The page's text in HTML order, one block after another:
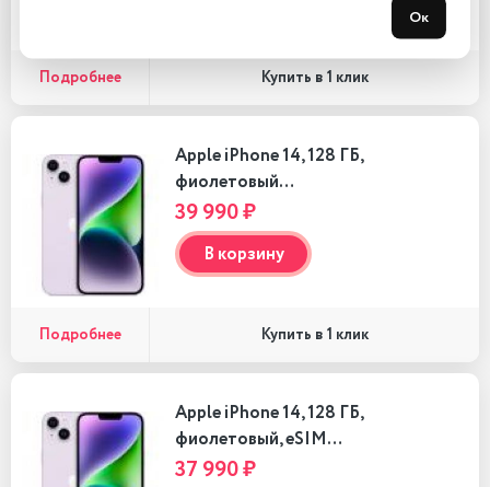
Подробнее Купить в 1 клик
Apple iPhone 14, 128 ГБ,
фиолетовый…
39 990 ₽
В корзину
Подробнее Купить в 1 клик
Apple iPhone 14, 128 ГБ,
фиолетовый, eSIM…
37 990 ₽
Ок